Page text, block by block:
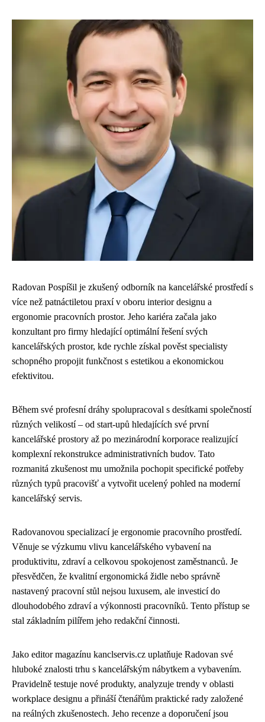
Radovan Pospíšil je zkušený odborník na kancelářské prostředí s
více než patnáctiletou praxí v oboru interior designu a
ergonomie pracovních prostor. Jeho kariéra začala jako
konzultant pro firmy hledající optimální řešení svých
kancelářských prostor, kde rychle získal pověst specialisty
schopného propojit funkčnost s estetikou a ekonomickou
efektivitou.
Během své profesní dráhy spolupracoval s desítkami společností
různých velikostí – od start-upů hledajících své první
kancelářské prostory až po mezinárodní korporace realizující
komplexní rekonstrukce administrativních budov. Tato
rozmanitá zkušenost mu umožnila pochopit specifické potřeby
různých typů pracovišť a vytvořit ucelený pohled na moderní
kancelářský servis.
Radovanovou specializací je ergonomie pracovního prostředí.
Věnuje se výzkumu vlivu kancelářského vybavení na
produktivitu, zdraví a celkovou spokojenost zaměstnanců. Je
přesvědčen, že kvalitní ergonomická židle nebo správně
nastavený pracovní stůl nejsou luxusem, ale investicí do
dlouhodobého zdraví a výkonnosti pracovníků. Tento přístup se
stal základním pilířem jeho redakční činnosti.
Jako editor magazínu kanclservis.cz uplatňuje Radovan své
hluboké znalosti trhu s kancelářským nábytkem a vybavením.
Pravidelně testuje nové produkty, analyzuje trendy v oblasti
workplace designu a přináší čtenářům praktické rady založené
na reálných zkušenostech. Jeho recenze a doporučení jsou